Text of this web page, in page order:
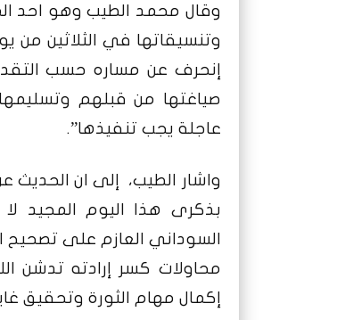
وقال محمد الطيب وهو احد
وتنسيقاتها في الثلاثين من
إنحرف عن مساره حسب
صياغتها من قبلهم
عاجلة يجب تنفيذها”.
واشار الطيب، إلى ان الحديث
بذكرى هذا اليوم المجيد
السوداني العازم على تصحيح
محاولات كسر إرادته تدشن
إكمال مهام الثورة وتحقيق